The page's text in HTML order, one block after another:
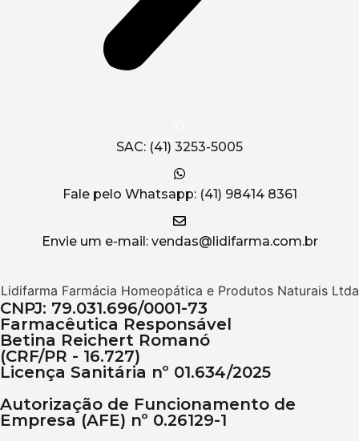
SAC: (41) 3253-5005
Fale pelo Whatsapp: (41) 98414 8361
Envie um e-mail: vendas@lidifarma.com.br
Lidifarma Farmácia Homeopática e Produtos Naturais Ltda
CNPJ: 79.031.696/0001-73
Farmacêutica Responsável
Betina Reichert Romanó
(CRF/PR - 16.727)
Licença Sanitária nº 01.634/2025
Autorização de Funcionamento de
Empresa (AFE) nº 0.26129-1